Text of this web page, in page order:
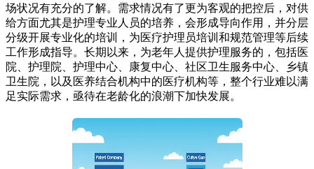
场状况有充分的了解。需求情况有了更为客观的把控后，对供
给方面尤其是护理专业人员的培养，会形成导向作用，并分层
分级开展专业化的培训，为医疗护理员培训和规范管理等后续
工作形成指导。长期以来，为老年人提供护理服务的，包括医
院、护理院、护理中心、康复中心、社区卫生服务中心、乡镇
卫生院，以及医养结合机构中的医疗机构等，整个行业难以满
足实际需求，亟待在老龄化的浪潮下加快发展。